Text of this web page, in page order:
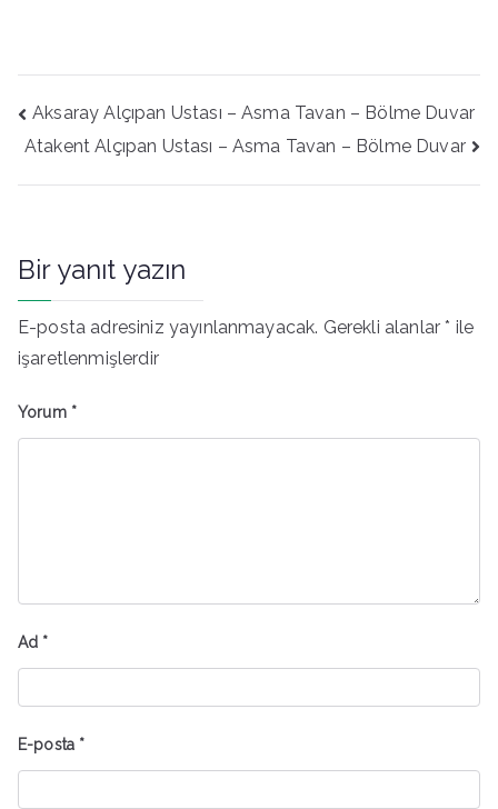
Yazı
gezinmesi
Aksaray Alçıpan Ustası – Asma Tavan – Bölme Duvar
Atakent Alçıpan Ustası – Asma Tavan – Bölme Duvar
Bir yanıt yazın
E-posta adresiniz yayınlanmayacak. Gerekli alanlar* ile
işaretlenmişlerdir
Yorum *
Ad *
E-posta *